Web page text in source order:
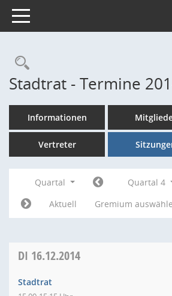
Toggle navigation
Rechercheauswahl
Stadtrat - Termine
Informationen
Vertreter
Quartal Quartal 4
Aktuell
Gremium
DI 16.12.2014
Stadtrat